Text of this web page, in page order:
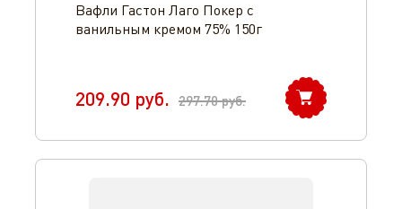
Вафли Гастон Лаго Покер с
ванильным кремом 75% 150г
209.90 руб. 297.70руб.